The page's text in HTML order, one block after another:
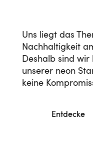
Uns liegt das
Nachhaltigkeit
Deshalb sind wir
unserer neon
keine
Entdecke